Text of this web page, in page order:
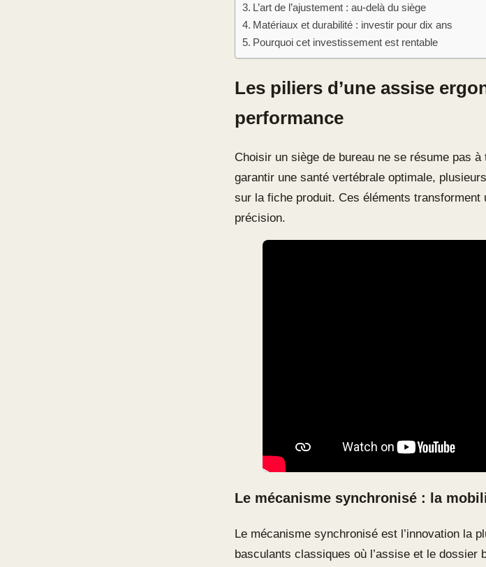
L’art de l’ajustement : au-delà du siège
Matériaux et durabilité : investir pour dix ans
Pourquoi cet investissement est rentable
Les piliers d’une assise
performance
Choisir un siège de bureau ne se résume pas
garantir une santé vertébrale optimale,
sur la fiche produit. Ces éléments
précision.
Le mécanisme synchronisé : la
Le mécanisme synchronisé est l’innovation la
basculants classiques où l’assise et le dossier